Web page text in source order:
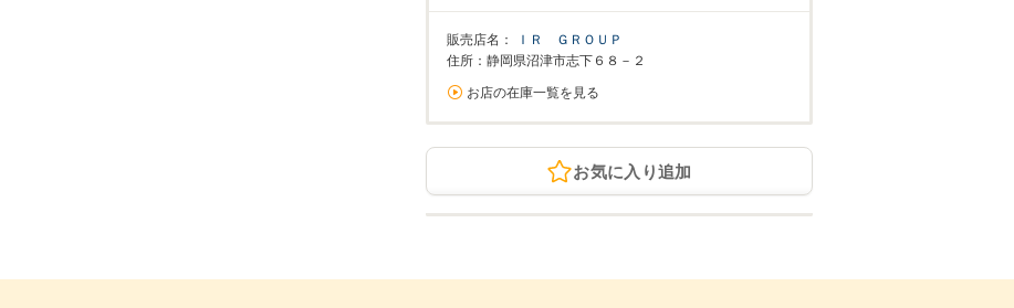
販売店名：
ＩＲ ＧＲＯＵＰ
住所：静岡県沼津市志下６８－２
お店の在庫一覧を見る
お気に入り追加